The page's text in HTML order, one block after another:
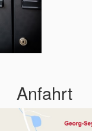
Anfahrt